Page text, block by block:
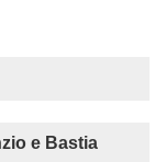
e Bastia